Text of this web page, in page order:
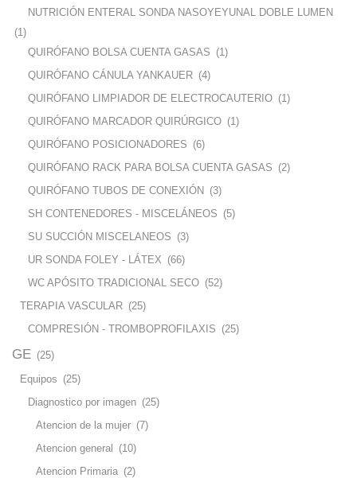
NUTRICIÓN ENTERAL SONDA NASOYEYUNAL DOBLE LUMEN
(1)
QUIRÓFANO BOLSA CUENTA GASAS (1)
QUIRÓFANO CÁNULA YANKAUER (4)
QUIRÓFANO LIMPIADOR DE ELECTROCAUTERIO (1)
QUIRÓFANO MARCADOR QUIRÚRGICO (1)
QUIRÓFANO POSICIONADORES (6)
QUIRÓFANO RACK PARA BOLSA CUENTA GASAS (2)
QUIRÓFANO TUBOS DE CONEXIÓN
(3)
SH CONTENEDORES - MISCELÁNEOS (5)
SU SUCCIÓN MISCELANEOS (3)
UR SONDA FOLEY - LÁTEX (66)
WC APÓSITO TRADICIONAL SECO (52)
TERAPIA VASCULAR (25)
COMPRESIÓN - TROMBOPROFILAXIS (25)
GE (25)
Equipos (25)
Diagnostico por imagen (25)
Atencion de la mujer (7)
Atencion general
(10)
Atencion Primaria (2)